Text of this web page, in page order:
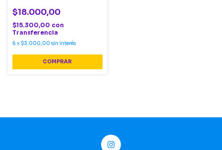
$18.000,00
$15.300,00 con
Transferencia
6 x $3.000,00 sin interés